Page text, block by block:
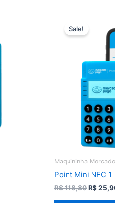
Sale!
Maquininha
Point Mini NFC 1
R$118,80O
R$